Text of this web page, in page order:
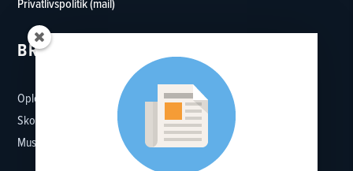
BRUG MUSEET
Oplevelser
Skoler
Museumsforeninger